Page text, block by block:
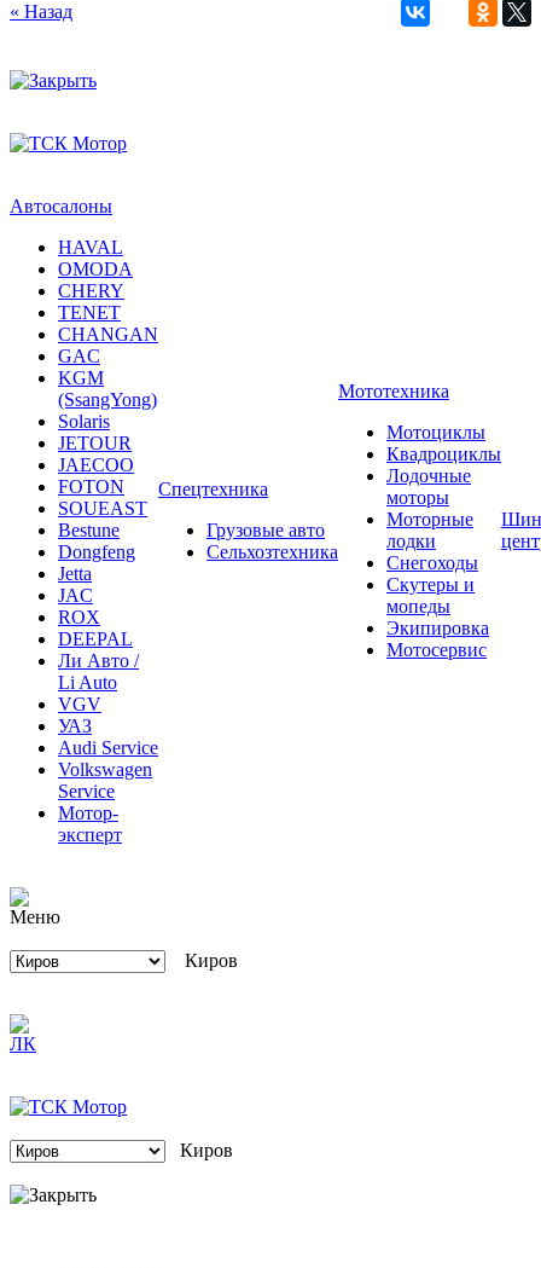
« Назад
Автосалоны
HAVAL
OMODA
CHERY
TENET
CHANGAN
GAC
KGM
(SsangYong)
Solaris
JETOUR
JAECOO
FOTON
SOUEAST
Bestune
Dongfeng
Jetta
JAC
ROX
DEEPAL
Ли Авто /
Li Auto
VGV
УАЗ
Audi Service
Volkswagen
Service
Мотор-
эксперт
Спецтехника
Грузовые авто
Сельхозтехника
Мототехника
Мотоциклы
Квадроциклы
Лодочные
моторы
Моторные
лодки
Снегоходы
Скутеры и
мопеды
Экипировка
Мотосервис
Киров
Киров